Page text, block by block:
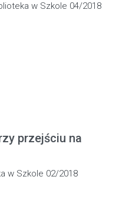
w Szkole 04/2018
przejściu na
w Szkole 02/2018